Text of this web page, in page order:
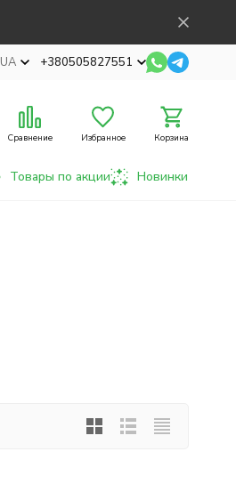
UA +380505827551
Сравнение Избранное Корзина
Товары по акции Новинки